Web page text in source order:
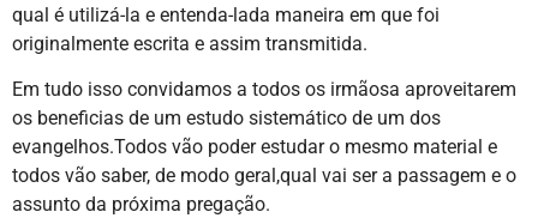
qual é utilizá-la e entenda-lada maneira em que foi
originalmente escrita e assim transmitida.
Em tudo isso convidamos a todos os irmãosa aproveitarem
os beneficias de um estudo sistemático de um dos
evangelhos.Todos vão poder estudar o mesmo material e
todos vão saber, de modo geral,qual vai ser a passagem e o
assunto da próxima pregação.